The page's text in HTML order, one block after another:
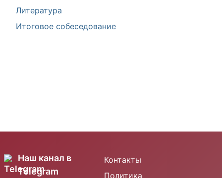
Литература
Итоговое собеседование
Наш канал в
Telegram
Контакты
Политика